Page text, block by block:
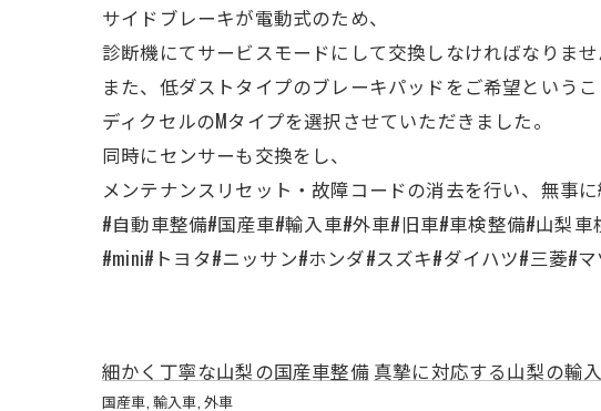
サイドブレーキが電動式のため、
診断機にてサービスモードにして交換しなければなりませ
また、低ダストタイプのブレーキパッドをご希望というこ
ディクセルのMタイプを選択させていただきました。
同時にセンサーも交換をし、
メンテナンスリセット・故障コードの消去を行い、無事
#自動車整備#国産車#輸入車#外車#旧車#車検整備#山梨車
#mini#トヨタ#ニッサン#ホンダ#スズキ#ダイハツ#三菱#マ
細かく丁寧な山梨の国産車整備 真摯に対応する山梨の輸
国産車 輸入車 外車